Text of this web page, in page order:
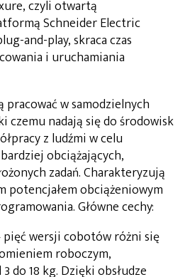
czyli otwartą
Schneider Electric
and-play, skraca czas
i uruchamiania
w samodzielnych
czemu nadają się do środowisk
z ludźmi w celu
obciążających,
zadań. Charakteryzują
potencjałem obciążeniowym
Główne cechy:
pięć wersji cobotów różni się
roboczym,
do 18 kg. Dzięki obsłudze